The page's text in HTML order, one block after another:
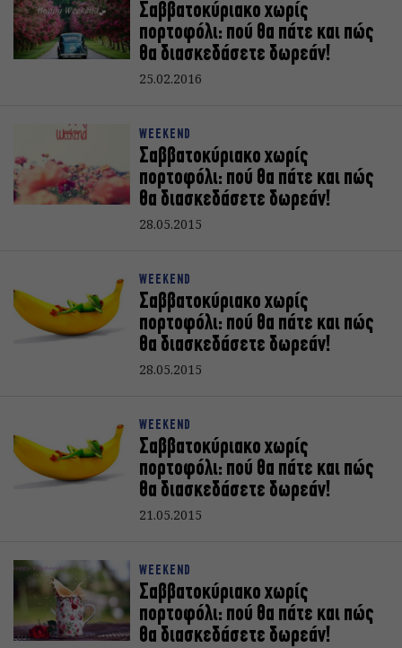
Σαββατοκύριακο χωρίς
πορτοφόλι: πού θα πάτε και πώς
θα διασκεδάσετε δωρεάν!
25.02.2016
WEEKEND
Σαββατοκύριακο χωρίς
πορτοφόλι: πού θα πάτε και πώς
θα διασκεδάσετε δωρεάν!
28.05.2015
WEEKEND
Σαββατοκύριακο χωρίς
πορτοφόλι: πού θα πάτε και πώς
θα διασκεδάσετε δωρεάν!
28.05.2015
WEEKEND
Σαββατοκύριακο χωρίς
πορτοφόλι: πού θα πάτε και πώς
θα διασκεδάσετε δωρεάν!
21.05.2015
WEEKEND
Σαββατοκύριακο χωρίς
πορτοφόλι: πού θα πάτε και πώς
θα διασκεδάσετε δωρεάν!